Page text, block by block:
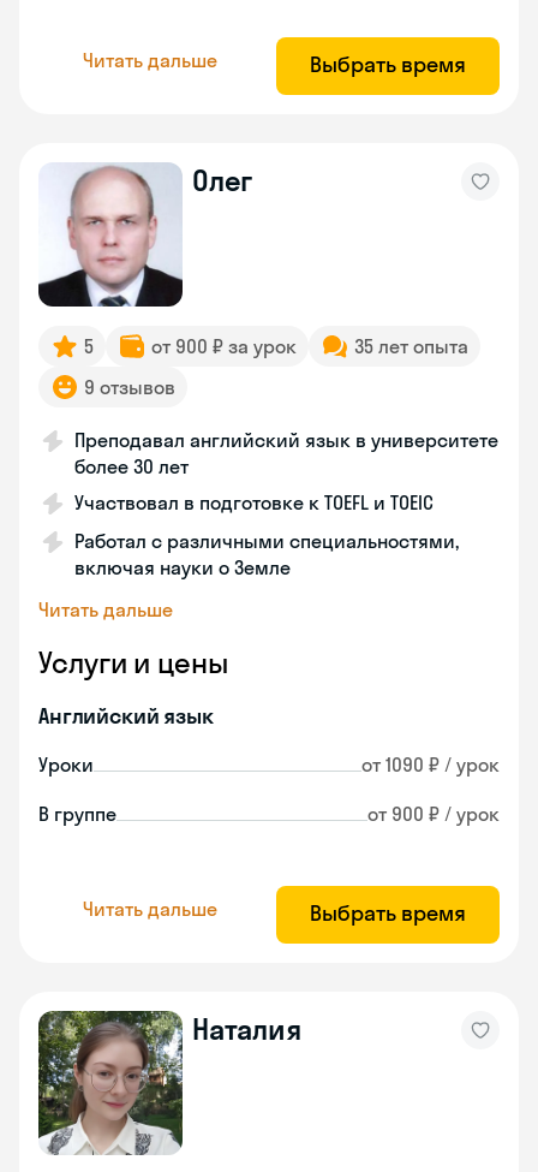
Читать дальше Выбрать время
Олег
5 от 900 ₽ за урок
35 лет опыта
9 отзывов
Преподавал английский язык в университете
более 30 лет
Участвовал в подготовке к TOEFL и TOEIC
Работал с различными специальностями,
включая науки о Земле
Читать дальше
Услуги и цены
Английский язык
Уроки от 1090 ₽ / урок
В группе от 900 ₽ / урок
Читать дальше Выбрать время
Наталия